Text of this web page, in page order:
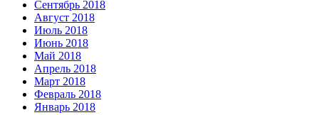
Сентябрь 2018
Август 2018
Июль 2018
Июнь 2018
Май 2018
Апрель 2018
Март 2018
Февраль 2018
Январь 2018